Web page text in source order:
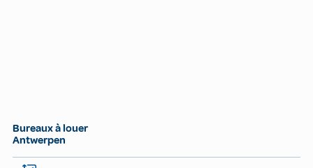
Bureaux à louer
Antwerpen